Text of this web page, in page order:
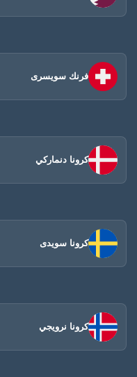
فرنك سويسرى
كرونا دنماركي
كرونا سويدى
كرونا نرويجي